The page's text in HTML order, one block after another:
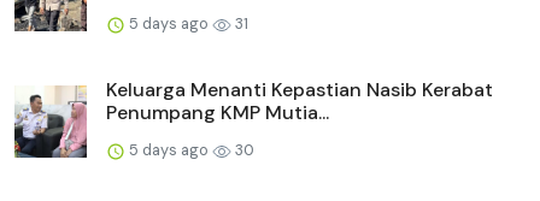
5 days ago 31
Keluarga Menanti Kepastian Nasib Kerabat
Penumpang KMP Mutia...
5 days ago 30